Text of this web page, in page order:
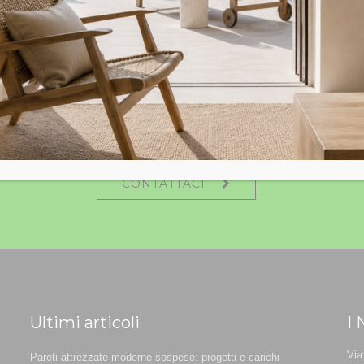
SCOPRI DI PIÙ
CONTATTACI
Ultimi articoli
Pareti attrezzate moderne sospese: progetti e carichi
I